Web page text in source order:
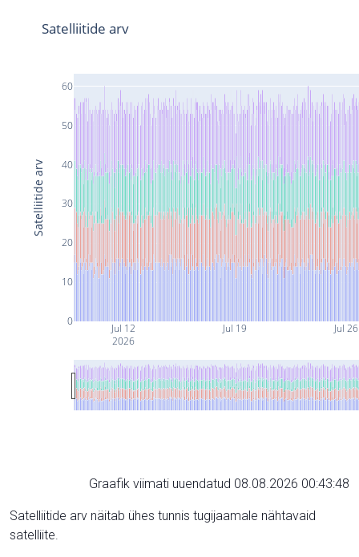
Jul 12
2026
Jul 19 Jul 26
0
10
20
30
40
50
60
Satelliitide arv
Satelliitide arv
Graafik viimati uuendatud 08.08.2026 00:43:48
Satelliitide arv näitab ühes tunnis tugijaamale nähtavaid
satelliite.